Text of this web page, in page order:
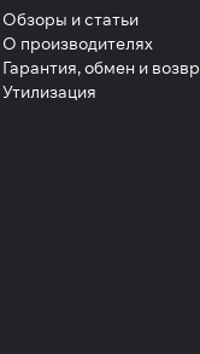
Обзоры и статьи
О производителях
Гарантия, обмен и
Утилизация